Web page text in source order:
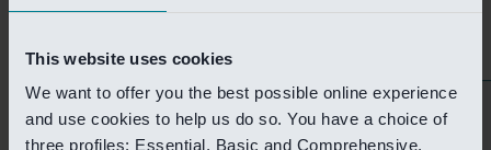
This website uses cookies
We want to offer you the best possible online experience
and use cookies to help us do so. You have a choice of
three profiles: Essential, Basic and Comprehensive.
Van Lanschot Kempen Research
Helaas is deze pagina